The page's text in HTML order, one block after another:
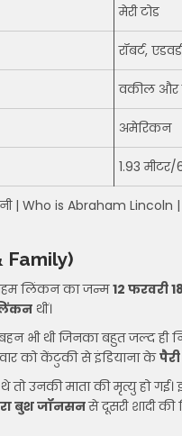
मेरी टोड
रॉबर्ट,
वकील और
अमेरिकन
1.93
| Who is Abraham Lincoln
लिंकन का जन्म12 फरवरी
थीं।
भी थी जिनका बहुत जल्द ही
को केंटुकी से इंडियाना के
तो उनकी माता की मृत्यु हो गई।
बुश जॉनसनसे दूसरी शादी